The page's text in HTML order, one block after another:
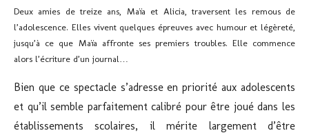
Deux amies de treize ans, Maïa et Alicia, traversent les remous de
l’adolescence. Elles vivent quelques épreuves avec humour et légèreté,
jusqu’à ce que Maïa affronte ses premiers troubles. Elle commence
alors l’écriture d’un journal…
Bien que ce spectacle s’adresse en priorité aux adolescents
et qu’il semble parfaitement calibré pour être joué dans les
établissements scolaires, il mérite largement d’être